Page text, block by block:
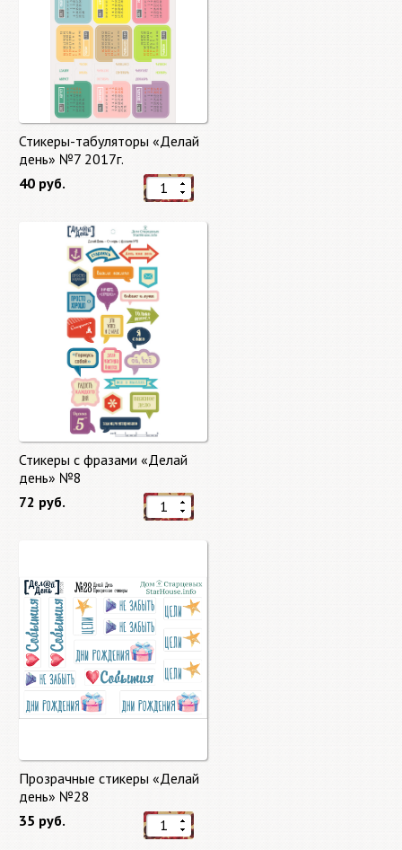
Стикеры-табуляторы «Делай
день» №7 2017г.
40 руб.
Стикеры с фразами «Делай
день» №8
72 руб.
Прозрачные стикеры «Делай
день» №28
35 руб.